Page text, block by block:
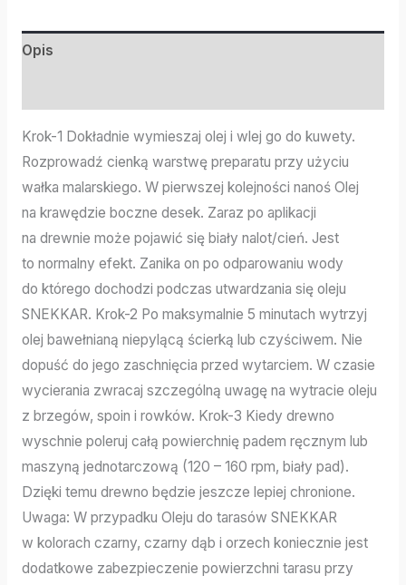
Opis
Krok-1 Dokładnie wymieszaj olej i wlej go do kuwety.
Rozprowadź cienką warstwę preparatu przy użyciu
wałka malarskiego. W pierwszej kolejności nanoś Olej
na krawędzie boczne desek. Zaraz po aplikacji
na drewnie może pojawić się biały nalot/cień. Jest
to normalny efekt. Zanika on po odparowaniu wody
do którego dochodzi podczas utwardzania się oleju
SNEKKAR. Krok-2 Po maksymalnie 5 minutach wytrzyj
olej bawełnianą niepylącą ścierką lub czyściwem. Nie
dopuść do jego zaschnięcia przed wytarciem. W czasie
wycierania zwracaj szczególną uwagę na wytracie oleju
z brzegów, spoin i rowków. Krok-3 Kiedy drewno
wyschnie poleruj całą powierchnię padem ręcznym lub
maszyną jednotarczową (120 – 160 rpm, biały pad).
Dzięki temu drewno będzie jeszcze lepiej chronione.
Uwaga: W przypadku Oleju do tarasów SNEKKAR
w kolorach czarny, czarny dąb i orzech koniecznie jest
dodatkowe zabezpieczenie powierzchni tarasu przy